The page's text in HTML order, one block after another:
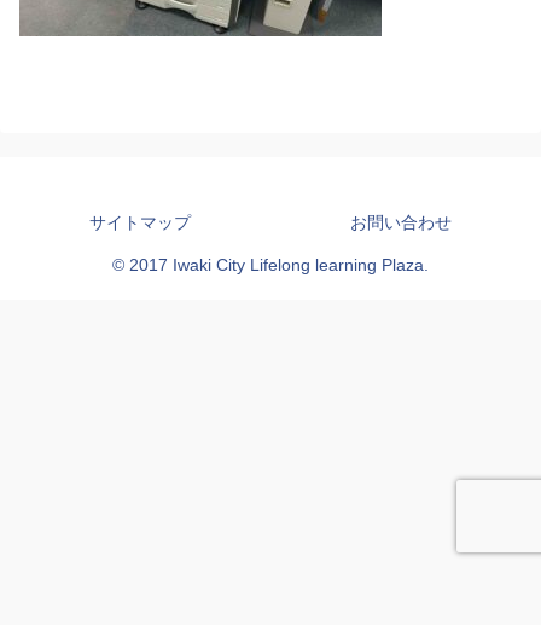
サイトマップ お問い合わせ
© 2017 Iwaki City Lifelong learning Plaza.